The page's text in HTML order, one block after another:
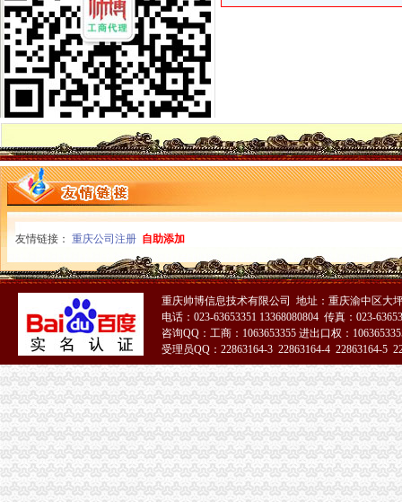
重庆南岸茶园新区工商服务信息,提供新重庆南岸茶园新区财税服务
【2014年重庆美购贸易有限公司新招聘信息_电话_地址】-赶集网
重庆港国际集装箱有限公司货运代理分公司|重庆港国际集装箱有限公司
朝天门火锅加盟_朝天门火锅加盟店_朝天门火锅加盟费多少-中国连锁网
重庆微商服装代理一手货源重庆女孩服装批发-服装服饰-供求信息-中国
【2014年重庆市名瑞服饰连锁有限公司新招聘信息_电话_地址】-赶
代办3000万公司执照转让代办3000万公司业务的费用-直辖市重庆咨
重庆蝶丽人贸易有限公司2017新招聘信息_电话_地址-58企业名录
国庆到南坪买进口商品价格低便宜30%_新浪新闻
重庆重庆西源商标代理有限公司附近酒店【携程酒店】_第7页
大坪代办进出口公司
帅博工商*办重庆公司注册-帅博工商咨询服务部
黄埔区代办工商注册黄埔区申请一般纳税人图片大全,广州大坪企业
重庆公司注册_xiaoyaotu_新浪博客
【58同城】重庆渝中大坪配送中心_大坪生活配送服务公司
乐天玛（重庆）商业有限公司大坪店联系方式_信用报告_工商信息-
东莞大坪常州专线物流公司_云同盟
信誉好的越南进口零食品厂家越南进口代理-供应信息-环球经贸网
【增城代办注册公司增城代办公司营业执照】价格,厂家,图片,公司
【重庆慢牛工商咨询有限公司_慢牛-代办公司注册,营业执照,可提供
渝中区代办进出口公司流程
东非红檀木材进口报关代理东非红檀原木进口流程-东莞市鸿泽进出口
中国嘉陵：2010年半年度报告_证券之星
办理广州进出口权的流程有没有公司可以代办进出口权-广州58同城
代理进口清关报检流程_供应产品_东莞市聚海进出口报关有限公司
友情链接： 重庆公司注册 自助添加
重庆帅博信息技术有限公司 地址：重庆渝中区大
电话：023-63653351 13368080804 传真：023-
咨询QQ：工商：1063653355 进出口权：
受理员QQ：22863164-3 22863164-4 22863164-5
51La